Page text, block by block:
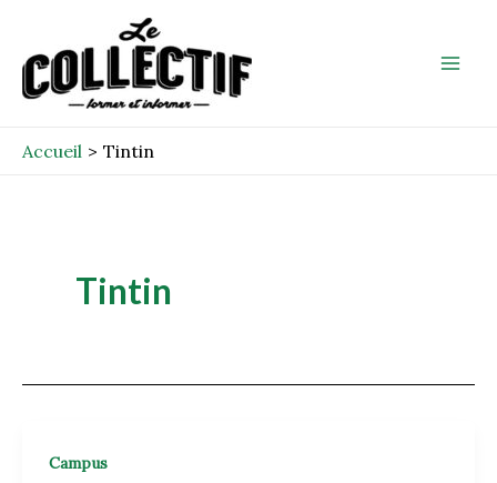
contenu
Accueil Tintin
Tintin
Campus